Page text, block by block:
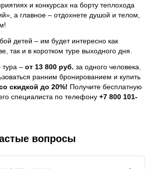
и конкурсах на борту теплохода
а главное – отдохнете душой и телом,
детей – им будет интересно как
так и в коротком туре выходного дня.
тура – от 13 800 руб. за одного человека.
ранним бронированием и купить
скидкой до 20%! Получите бесплатную
специалиста по телефону +7 800 101-
вопросы